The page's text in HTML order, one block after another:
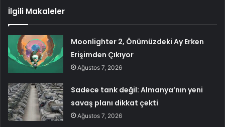
İlgili Makaleler
Moonlighter 2, Önümüzdeki Ay Erken
Erişimden Çıkıyor
Ağustos 7, 2026
Sadece tank değil: Almanya’nın yeni
savaş planı dikkat çekti
Ağustos 7, 2026